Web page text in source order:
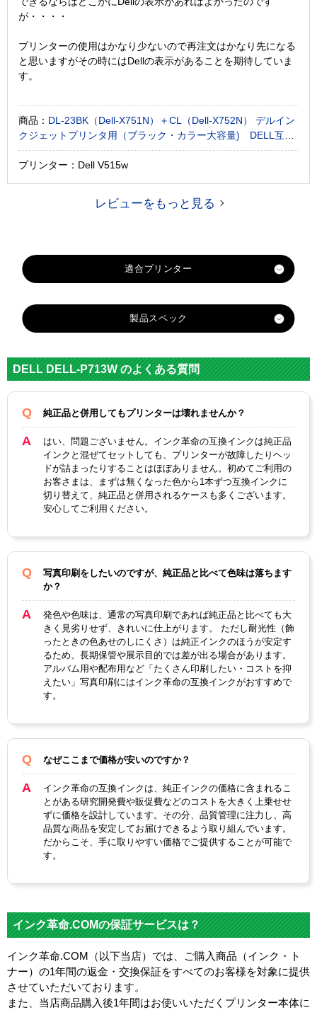
が・・・・
プリンターの使用はかなり少ないので再注文はかなり先になる
と思いますがその時にはDellの表示があることを期待していま
す。
商品： DL-23BK（Dell-X751N）＋CL（Dell-X752N） デルイン
クジェットプリンタ用（ブラック・カラー大容量) DELL互換
インクカートリッジ
プリンター：Dell V515w
レビューをもっと見る
製品スペック
メーカー
DELL
純正型番
Dell-X769N 大
容量カラーイン
Dell-X768N大容
量ブラックイン
カラー 3色カラー ブラック
顔料・染料 染料
ICチップ あり
DELL DELL-P713W のよくある質問
純正品と併用してもプリンターは壊れませんか？
はい、問題ございません。インク革命の互換インクは純正品
インクと混ぜてセットしても、プリンターが故障したりヘッ
ドが詰まったりすることはほぼありません。初めてご利用の
お客さまは、まずは無くなった色から1本ずつ互換インクに
切り替えて、純正品と併用されるケースも多くございます。
安心してご利用ください。
写真印刷をしたいのですが、純正品と比べて色味は落ちます
か？
発色や色味は、通常の写真印刷であれば純正品と比べても大
きく見劣りせず、きれいに仕上がります。 ただし耐光性（飾
ったときの色あせのしにくさ）は純正インクのほうが安定す
るため、長期保管や展示目的では差が出る場合があります。
アルバム用や配布用など「たくさん印刷したい・コストを抑
えたい」写真印刷にはインク革命の互換インクがおすすめで
す。
なぜここまで価格が安いのですか？
インク革命の互換インクは、純正インクの価格に含まれるこ
とがある研究開発費や販促費などのコストを大きく上乗せせ
ずに価格を設計しています。その分、品質管理に注力し、高
品質な商品を安定してお届けできるよう取り組んでいます。
だからこそ、手に取りやすい価格でご提供することが可能で
す。
インク革命.COMの保証サービスは？
インク革命.COM（以下当店）では、ご購入商品（インク・ト
ナー）の1年間の返金・交換保証をすべてのお客様を対象に提供
させていただいております。
また、当店商品購入後1年間はお使いいただくプリンター本体に